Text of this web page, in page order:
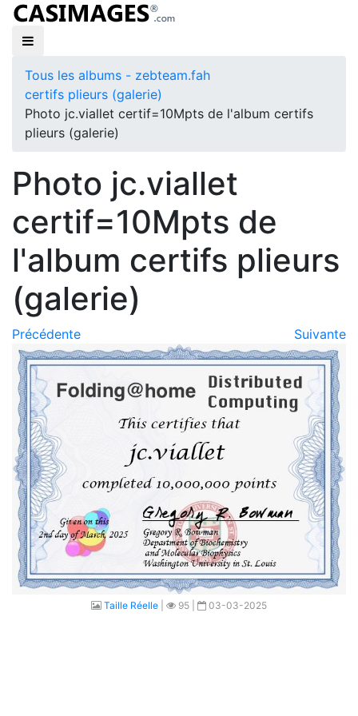
Tous les albums - zebteam.fah
certifs plieurs (galerie)
Photo jc.viallet certif=10Mpts de l'album certifs
plieurs (galerie)
Photo jc.viallet
certif=10Mpts de
l'album certifs plieurs
(galerie)
Précédente Suivante
Taille Réelle 95 | 03-03-2025